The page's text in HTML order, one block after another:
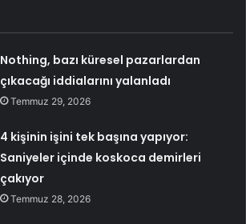
Nothing, bazı küresel pazarlardan
çıkacağı iddialarını yalanladı
Temmuz 29, 2026
4 kişinin işini tek başına yapıyor:
Saniyeler içinde koskoca demirleri
çakıyor
Temmuz 28, 2026